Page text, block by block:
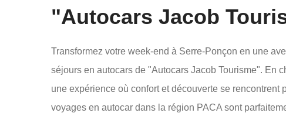
"Autocars Jacob
Transformez votre week-end à Serre-Ponçon en une
séjours en autocars de "Autocars Jacob Tourisme". En
une expérience où confort et découverte se
voyages en autocar dans la région PACA sont